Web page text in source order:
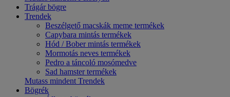
Trágár bögre
Trendek
Beszélgető macskák meme termékek
Capybara mintás termékek
Hód / Bober mintás termékek
Mormotás neves termékek
Pedro a táncoló mosómedve
Sad hamster termékek
Mutass mindent Trendek
Bögrék